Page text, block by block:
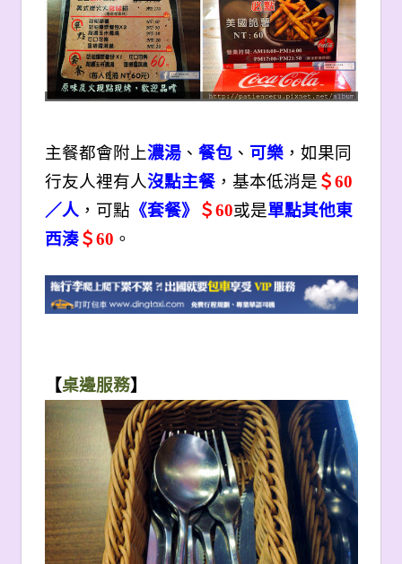
主餐都會附上濃湯、 餐包、 可樂，如果同
行友人裡有人沒點主餐，基本低消是 ＄60
／人 ，可點 《套餐》 ＄60或是單點其他東
西湊＄60 。
【桌邊服務】